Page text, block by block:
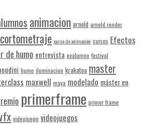
animacion arnold arnold render
cortometraje curso de animación cursos Efectos
de humo entrevista exalumno festival
humo iluminacion krakatoa master
maxwell maya modelado máster en
primerframe primer frame
videojuego videojuegos